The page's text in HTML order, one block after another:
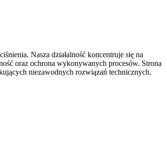
Nasza działalność koncentruje się na
oraz ochrona wykonywanych procesów. Strona
niezawodnych rozwiązań technicznych.